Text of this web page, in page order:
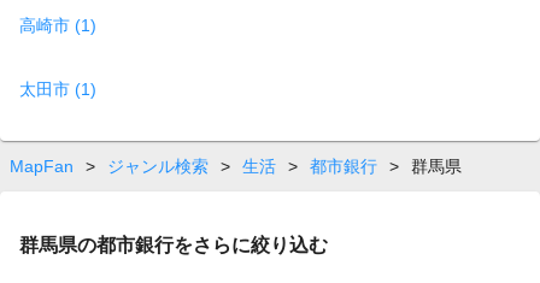
高崎市 (1)
太田市 (1)
MapFan > ジャンル検索 > 生活 > 都市銀行 > 群馬県
群馬県の都市銀行をさらに絞り込む